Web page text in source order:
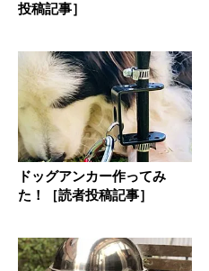
投稿記事］
ドッグアンカー作ってみ
た！［読者投稿記事］